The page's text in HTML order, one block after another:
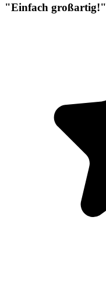
"Einfach großartig!"